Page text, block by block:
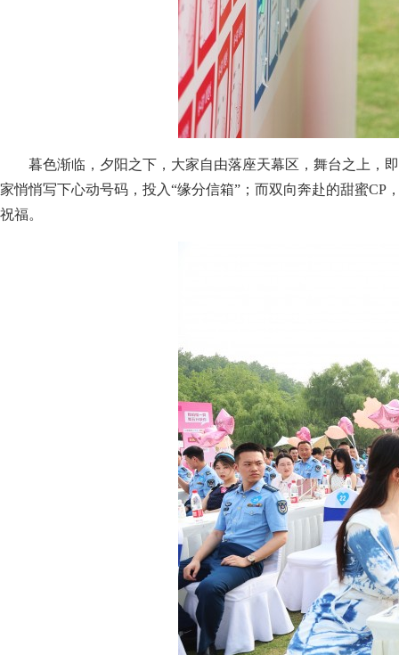
暮色渐临，夕阳之下，大家自由落座天幕区，舞台之上，
家悄悄写下心动号码，投入“缘分信箱”；而双向奔赴的甜蜜
祝福。